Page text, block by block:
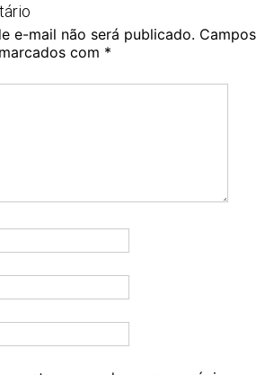
e-mail não será publicado. Campos
com *